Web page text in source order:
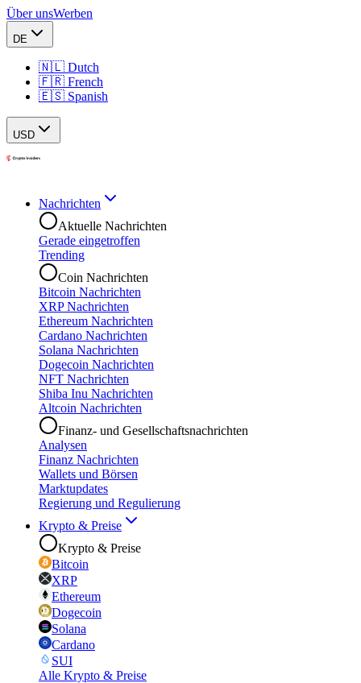
Über unsWerben
DE
🇳🇱 Dutch
🇫🇷 French
🇪🇸 Spanish
USD
Nachrichten
Aktuelle Nachrichten
Gerade eingetroffen
Trending
Coin Nachrichten
Bitcoin Nachrichten
XRP Nachrichten
Ethereum Nachrichten
Cardano Nachrichten
Solana Nachrichten
Dogecoin Nachrichten
NFT Nachrichten
Shiba Inu Nachrichten
Altcoin Nachrichten
Finanz- und Gesellschaftsnachrichten
Analysen
Finanz Nachrichten
Wallets und Börsen
Marktupdates
Regierung und Regulierung
Krypto & Preise
Krypto & Preise
Bitcoin
XRP
Ethereum
Dogecoin
Solana
Cardano
SUI
Alle Krypto & Preise